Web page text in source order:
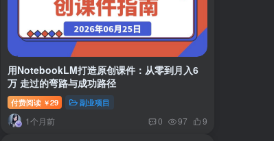
用NotebookLM打造原创课件：从零到月入6
万 走过的弯路与成功路径
付费阅读 ￥29 副业项目
1个月前 0 97 9